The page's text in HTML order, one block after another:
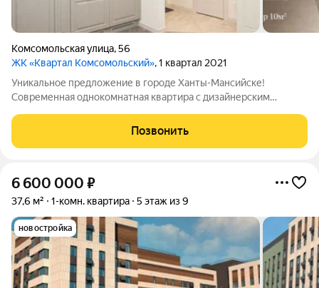
Комсомольская улица,56
ЖК «Квартал Комсомольский», 1 квартал 2021
Уникальное предложение в городе Ханты-Мансийске!
Современная однокомнатная квартира с дизайнерским
можете спуститься на лифте Кладовое помещение 10
квадратных метров рядом с вашим машиноместом В
Позвонить
6 600 000 ₽
37,6 м² 1-комн. квартира 5 этаж из 9
новостройка